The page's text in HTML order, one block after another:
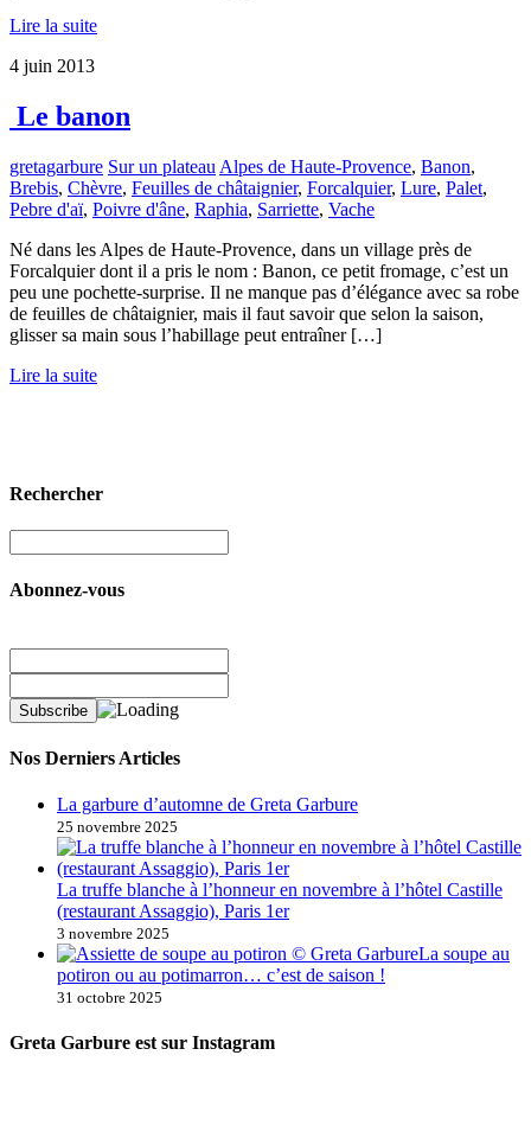
Lire la suite
4 juin 2013
Le banon
gretagarbure Sur un plateau Alpes de Haute-Provence, Banon,
Brebis, Chèvre, Feuilles de châtaignier, Forcalquier, Lure, Palet,
Pebre d'aï, Poivre d'âne, Raphia, Sarriette, Vache
Né dans les Alpes de Haute-Provence, dans un village près de
Forcalquier dont il a pris le nom : Banon, ce petit fromage, c’est un
peu une pochette-surprise. Il ne manque pas d’élégance avec sa robe
de feuilles de châtaignier, mais il faut savoir que selon la saison,
glisser sa main sous l’habillage peut entraîner […]
Lire la suite
Rechercher
Abonnez-vous
Nos Derniers Articles
La garbure d’automne de Greta Garbure
25 novembre 2025
La truffe blanche à l’honneur en novembre à l’hôtel Castille
(restaurant Assaggio), Paris 1er
3 novembre 2025
La soupe au
potiron ou au potimarron… c’est de saison !
31 octobre 2025
Greta Garbure est sur Instagram